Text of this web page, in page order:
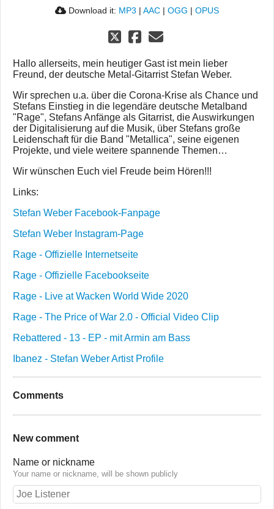
Download it: MP3 | AAC | OGG | OPUS
Hallo allerseits, mein heutiger Gast ist mein lieber
Freund, der deutsche Metal-Gitarrist Stefan Weber.
Wir sprechen u.a. über die Corona-Krise als Chance und
Stefans Einstieg in die legendäre deutsche Metalband
"Rage", Stefans Anfänge als Gitarrist, die Auswirkungen
der Digitalisierung auf die Musik, über Stefans große
Leidenschaft für die Band "Metallica", seine eigenen
Projekte, und viele weitere spannende Themen…
Wir wünschen Euch viel Freude beim Hören!!!
Links:
Stefan Weber Facebook-Fanpage
Stefan Weber Instagram-Page
Rage - Offizielle Internetseite
Rage - Offizielle Facebookseite
Rage - Live at Wacken World Wide 2020
Rage - The Price of War 2.0 - Official Video Clip
Rebattered - 13 - EP - mit Armin am Bass
Ibanez - Stefan Weber Artist Profile
Comments
New comment
Name or nickname
Your name or nickname, will be shown publicly